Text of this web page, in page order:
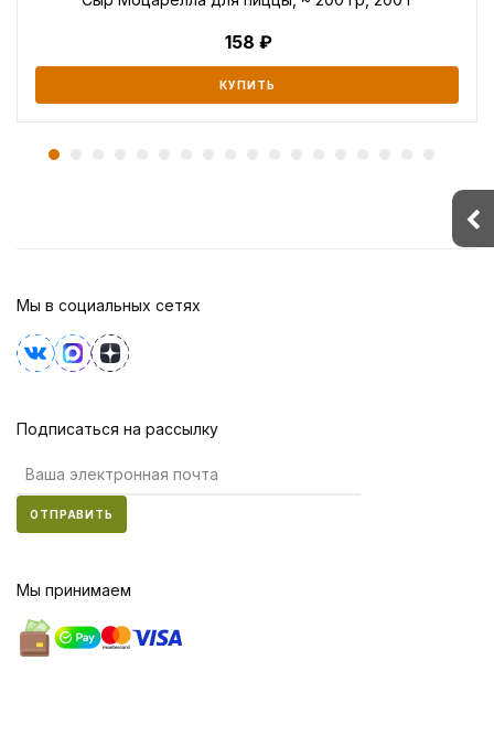
158
КУПИТЬ
Мы в социальных сетях
Подписаться на рассылку
ОТПРАВИТЬ
Мы принимаем